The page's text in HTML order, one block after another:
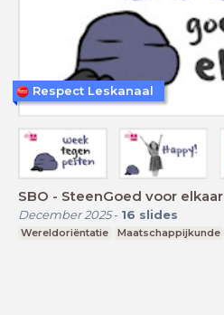
SBO - SteenGoed voor elkaar
December 2025- 16 slides
Wereldoriëntatie Maatschappijkunde
Respect Leskanaal